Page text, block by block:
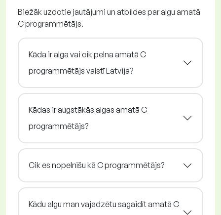
Biežāk uzdotie jautājumi un atbildes par algu amatā
C programmētājs.
Kāda ir alga vai cik pelna amatā C
programmētājs valstī Latvija?
Kādas ir augstākās algas amatā C
programmētājs?
Cik es nopelnīšu kā C programmētājs?
Kādu algu man vajadzētu sagaidīt amatā C